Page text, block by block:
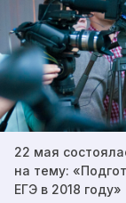
22 мая
на тему:
ЕГЭ в 2018 году»